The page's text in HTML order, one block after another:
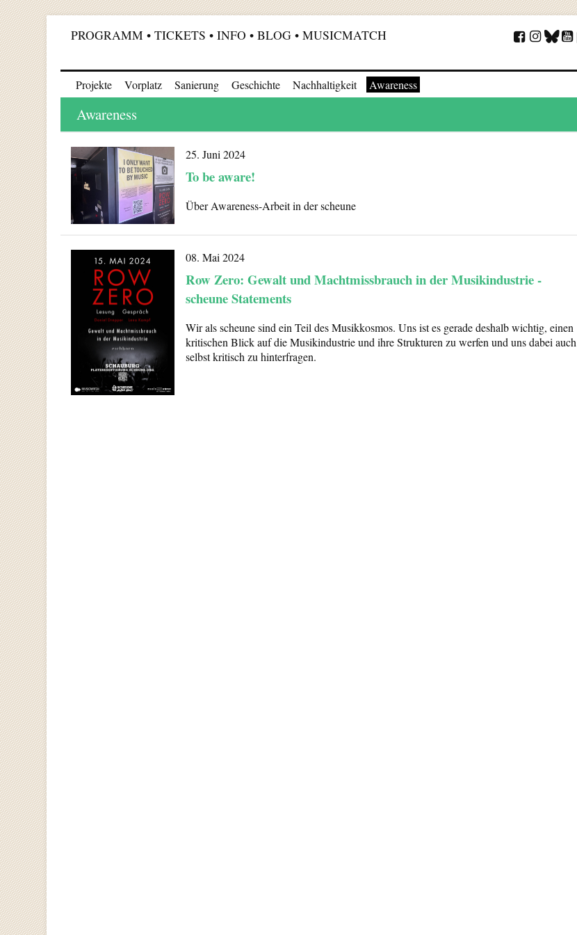
PROGRAMM TICKETS INFO BLOG MUSICMATCH
Projekte Vorplatz Sanierung Geschichte Nachhaltigkeit Awareness
Awareness
25. Juni 2024
To be aware!
Über Awareness-Arbeit in der scheune
08. Mai 2024
Row Zero: Gewalt und Machtmissbrauch in der Musikindustrie -
scheune Statements
Wir als scheune sind ein Teil des Musikkosmos. Uns ist es gerade deshalb wichtig, einen
kritischen Blick auf die Musikindustrie und ihre Strukturen zu werfen und uns dabei auch
selbst kritisch zu hinterfragen.